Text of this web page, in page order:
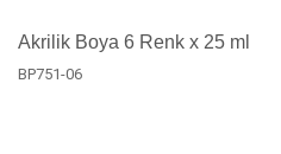
Akrilik Boya 6 Renk x 25 ml
BP751-06